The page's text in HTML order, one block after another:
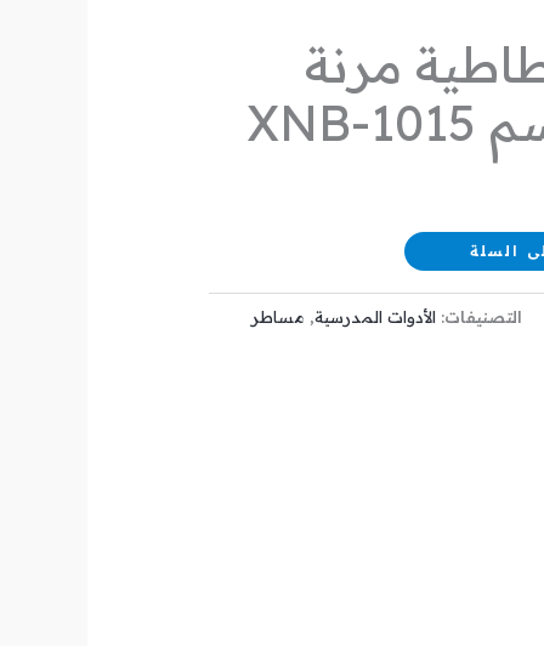
مرنة
السلة
التصنيفات: الأدوات المدرسية, مساطر